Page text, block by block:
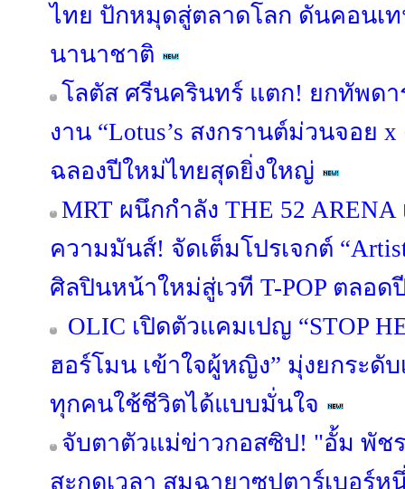
ไทย ปักหมุดสู่ตลาดโลก ดันคอนเ
นานาชาติ
โลตัส ศรีนครินทร์ แตก! ยกทัพดา
งาน “Lotus’s สงกรานต์ม่วนจอย
ฉลองปีใหม่ไทยสุดยิ่งใหญ่
MRT ผนึกกำลัง THE 52
ความมันส์! จัดเต็มโปรเจกต์
ศิลปินหน้าใหม่สู่เวที T-POP ตลอด
OLIC เปิดตัวแคมเปญ “STOP
ฮอร์โมน เข้าใจผู้หญิง” มุ่งยกระดั
ทุกคนใช้ชีวิตได้แบบมั่นใจ
จับตาตัวแม่ข่าวกอสซิป! "อั้ม พัช
สะกดเวลา สมฉายาซุปตาร์เบอร์ห